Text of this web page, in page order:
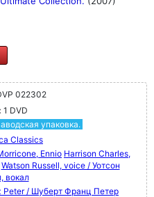
022302
1 DVD
упаковка.
Classics
Ennio Harrison Charles,
Watson Russell, voice / Уотсон
вокал
Peter / Шуберт Франц Петер